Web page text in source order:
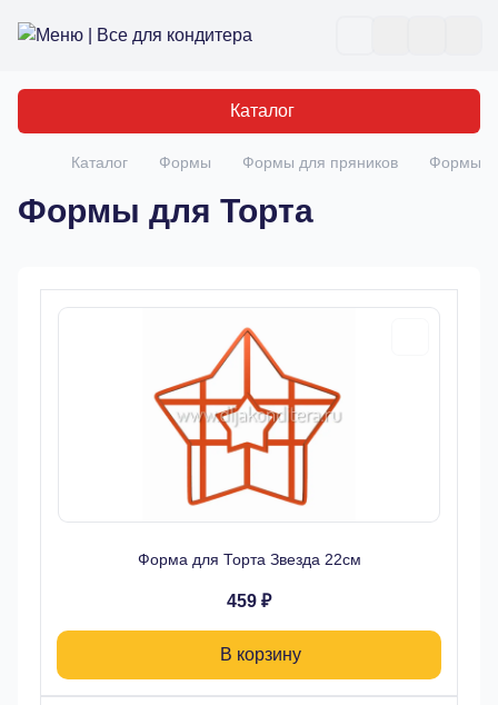
Все для кондитера
Каталог
Главная
Каталог Формы Формы для пряников Формы
Формы для Торта
Форма для Торта Звезда 22см
459 ₽
В корзину